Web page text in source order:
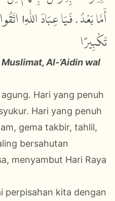
أَمَّا بَعْدُ، فَيَا عِبَادَ اللّٰهِ!
تَكْبِيرًا
Al-‘Aidin wal
Hari yang penuh
Hari yang penuh
gema takbir, tahlil,
bersahutan
menyambut Hari Raya
perpisahan kita dengan